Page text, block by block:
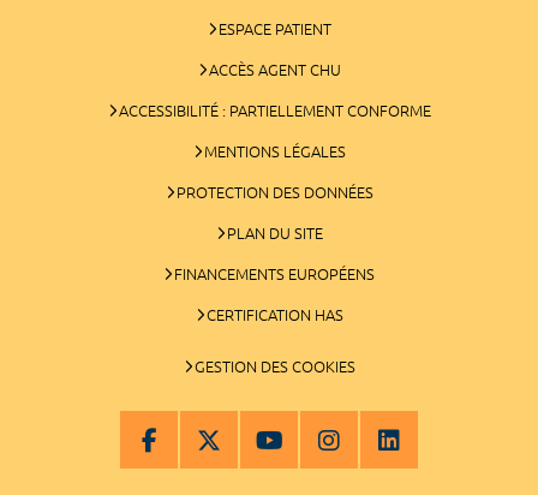
ESPACE PATIENT
ACCÈS AGENT CHU
ACCESSIBILITÉ : PARTIELLEMENT CONFORME
MENTIONS LÉGALES
PROTECTION DES DONNÉES
PLAN DU SITE
FINANCEMENTS EUROPÉENS
CERTIFICATION HAS
GESTION DES COOKIES